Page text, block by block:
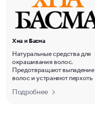
Хна и Басма
Натуральные средства для
окрашивания волос.
Предотвращают выпадение
волос и устраняют перхоть
Подробнее